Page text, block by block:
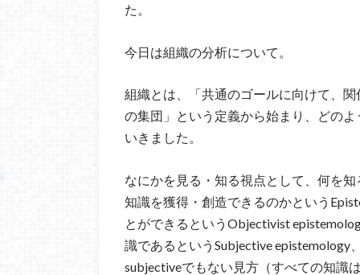
た。
今日は組織の分析について。
組織とは、「共通のゴールに向けて、
の集団」という定義から始まり、どの
いきました。
なにかを見る・知る視点として、何を
知識を獲得・創造できるのかという
とができるというObjectivist
識であるというSubjective
subjectiveでもない見方（すべての知識